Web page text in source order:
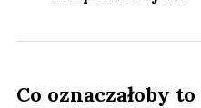
Co oznaczałoby